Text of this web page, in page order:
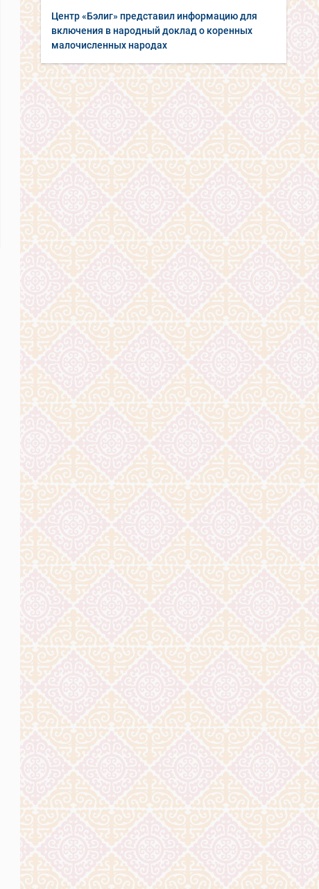
Центр «Бэлиг» представил информацию для
включения в народный доклад о коренных
малочисленных народах